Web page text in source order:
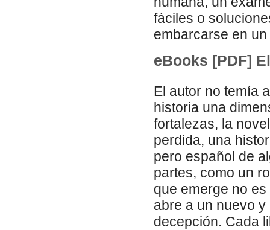
fáciles o
embarcarse en
eBooks [PDF]
El autor no temía
historia una
fortalezas, la
perdida, una
pero español de
partes, como un
que emerge no
abre a un nuevo
decepción. Cada